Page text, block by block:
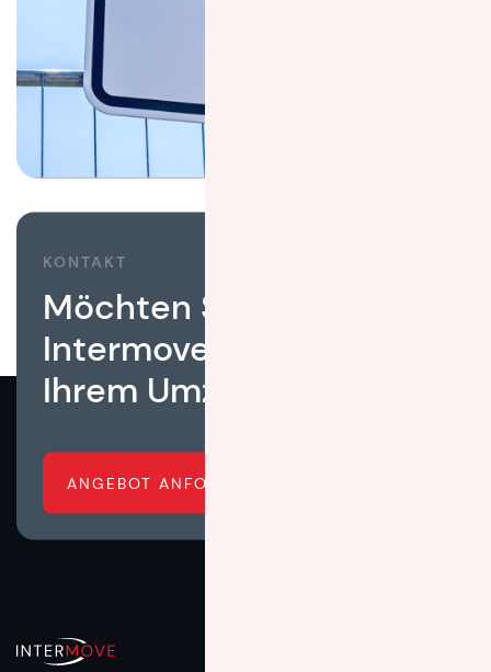
KONTAKT
Möchten Sie, dass
Intermove Ihnen bei
Ihrem Umzug hilft?
ANGEBOT ANFORDERN